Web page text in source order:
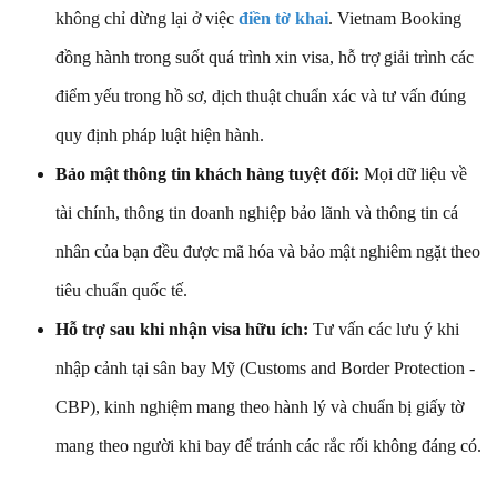
không chỉ dừng lại ở việc điền tờ khai. Vietnam Booking
đồng hành trong suốt quá trình xin visa, hỗ trợ giải trình các
điểm yếu trong hồ sơ, dịch thuật chuẩn xác và tư vấn đúng
quy định pháp luật hiện hành.
Bảo mật thông tin khách hàng tuyệt đối: Mọi dữ liệu về
tài chính, thông tin doanh nghiệp bảo lãnh và thông tin cá
nhân của bạn đều được mã hóa và bảo mật nghiêm ngặt theo
tiêu chuẩn quốc tế.
Hỗ trợ sau khi nhận visa hữu ích: Tư vấn các lưu ý khi
nhập cảnh tại sân bay Mỹ (Customs and Border Protection -
CBP), kinh nghiệm mang theo hành lý và chuẩn bị giấy tờ
mang theo người khi bay để tránh các rắc rối không đáng có.